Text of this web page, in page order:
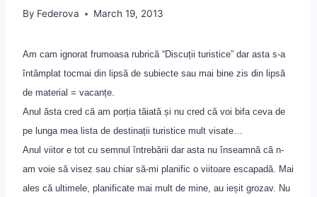
By Federova March 19, 2013
Am cam ignorat frumoasa rubrică “Discuții turistice” dar asta s-a
întâmplat tocmai din lipsă de subiecte sau mai bine zis din lipsă
de material = vacanțe.
Anul ăsta cred căam porția tăiată și nu cred că voi bifa ceva de
pe lunga mea lista de destinații turistice mult visate…
Anul viitor e tot cu semnul întrebării dar asta nu înseamnă că n-
am voie să visez sau chiar să-mi planific o viitoare escapadă. Mai
ales că ultime le, planificate mai mult de mine, au ieșit grozav. Nu